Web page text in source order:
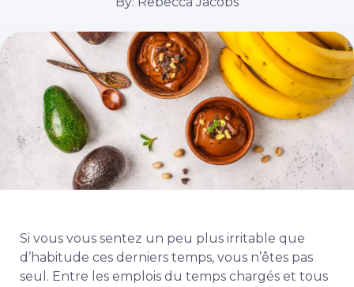
Si vous vous sentez un peu plus irritable que
d’habitude ces derniers temps, vous n’êtes pas
seul. Entre les emplois du temps chargés et tous